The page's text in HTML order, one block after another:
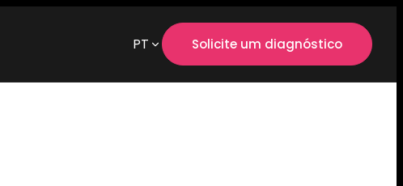
PT Solicite um diagnóstico